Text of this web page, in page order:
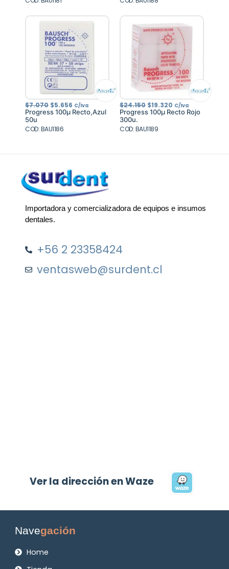
$7.070 El
precio
original
$7.070.
$5.656 El
precio
actual
C/Iva
Progress 100µ Recto,Azul
50u
COD: BAU1186
$24.150 El
precio
original
$24.150.
$19.320 El
precio
actual
C/Iva
Progress 100µ Recto Rojo
300u.
COD: BAU1189
Importadora y comercializadora de equipos e insumos
dentales.
+56 2 23358424
ventasweb@surdent.cl
Ver la dirección en Waze
Navegación
Home